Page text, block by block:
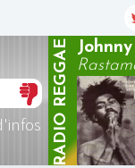
RADIO
REGGAE